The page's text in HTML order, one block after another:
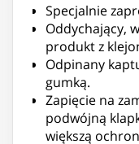
Specjalnie
Oddychający,
produkt z
Odpinany
gumką.
Zapięcie na
podwójną
większą